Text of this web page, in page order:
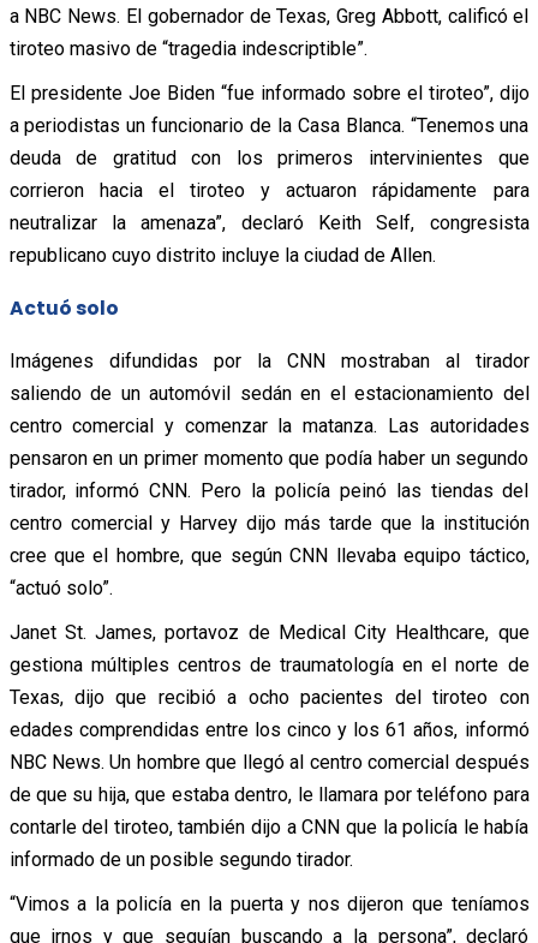
a NBC News. El gobernador de Texas, Greg Abbott, calificó el
tiroteo masivo de “tragedia indescriptible”.
El presidente Joe Biden “fue informado sobre el tiroteo”, dijo
a periodistas un funcionario de la Casa Blanca. “Tenemos una
deuda de gratitud con los primeros intervinientes que
corrieron hacia el tiroteo y actuaron rápidamente para
neutralizar la amenaza”, declaró Keith Self, congresista
republicano cuyo distrito incluye la ciudad de Allen.
Actuó solo
Imágenes difundidas por la CNN mostraban al tirador
saliendo de un automóvil sedán en el estacionamiento del
centro comercial y comenzar la matanza. Las autoridades
pensaron en un primer momento que podía haber un segundo
tirador, informó CNN. Pero la policía peinó las tiendas del
centro comercial y Harvey dijo más tarde que la institución
cree que el hombre, que según CNN llevaba equipo táctico,
“actuó solo”.
Janet St. James, portavoz de Medical City Healthcare, que
gestiona múltiples centros de traumatología en el norte de
Texas, dijo que recibió a ocho pacientes del tiroteo con
edades comprendidas entre los cinco y los 61 años, informó
NBC News. Un hombre que llegó al centro comercial después
de que su hija, que estaba dentro, le llamara por teléfono para
contarle del tiroteo, también dijo a CNN que la policía le había
informado de un posible segundo tirador.
“Vimos a la policía en la puerta y nos dijeron que teníamos
que irnos y que seguían buscando a la persona”, declaró